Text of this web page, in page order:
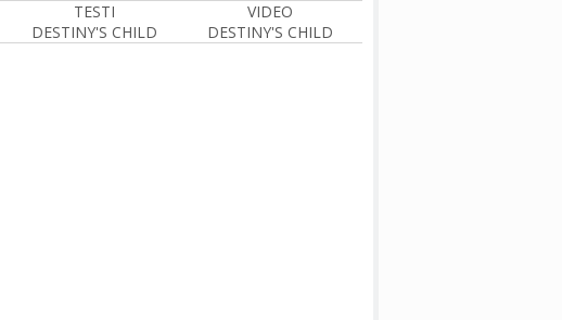
TESTI
DESTINY'S CHILD
VIDEO
DESTINY'S CHILD